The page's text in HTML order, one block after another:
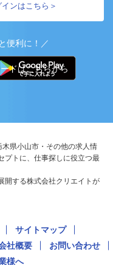
ンはこちら＞
便利に！／
ドはこちらから
木県小山市・その他の求人情
プトに、仕事探しに役立つ最
開する株式会社クリエイトが
サイトマップ
社概要
お問い合わせ
様へ